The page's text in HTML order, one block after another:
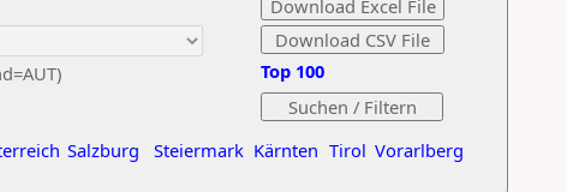
Salzburg Steiermark Kärnten Tirol Vorarlberg
Top 100